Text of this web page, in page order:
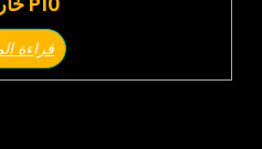
قراءة